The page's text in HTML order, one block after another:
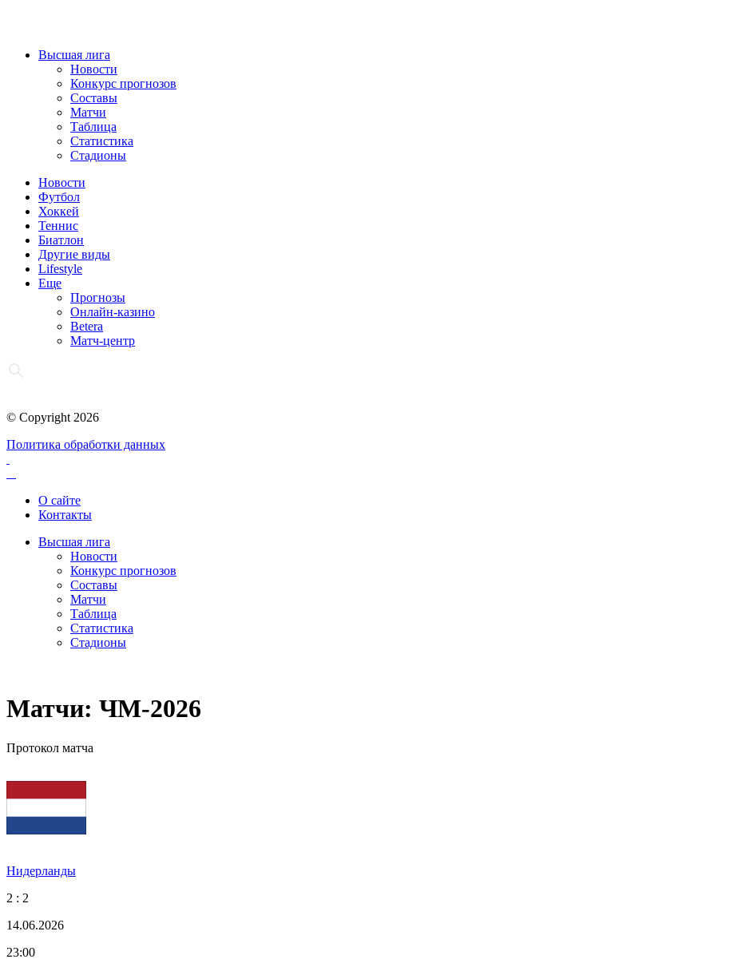
Высшая лига
Новости
Конкурс прогнозов
Составы
Матчи
Таблица
Статистика
Стадионы
Новости
Футбол
Хоккей
Теннис
Биатлон
Другие виды
Lifestyle
Еще
Прогнозы
Онлайн-казино
Betera
Матч-центр
© Copyright 2026
Политика обработки данных
О сайте
Контакты
Высшая лига
Новости
Конкурс прогнозов
Составы
Матчи
Таблица
Статистика
Стадионы
Матчи: ЧМ-2026
Протокол матча
Нидерланды
2 : 2
14.06.2026
23:00